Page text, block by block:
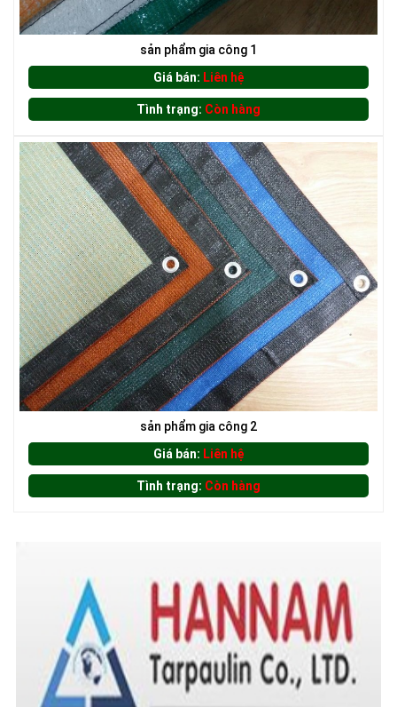
LƯỚI CHẮN GIÓ
LƯỚI CHẮN CÔN TRÙNG
LƯỚI CHẮN CÔN TRÙNG
sản phẩm gia công 1
Giá bán: Liên hệ
Tình trạng: Còn hàng
sản phẩm gia công 2
Giá bán: Liên hệ
Tình trạng: Còn hàng